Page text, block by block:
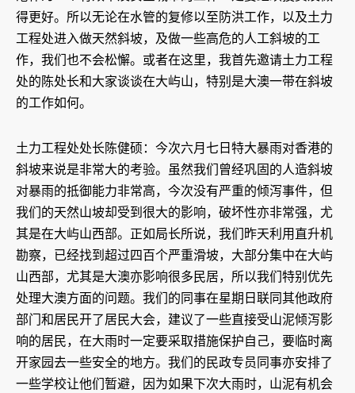
得更好。所以无论在水管的复修以至防洪工作，以及土力
工程处进入做天然斜坡，及做一些高危的人工斜坡的工
作，我们也不会松懈。或者在这里，我首先邀请土力工程
处的陈处长和大家谈谈在大屿山，特别是大澳一带在斜坡
的工作如何。
土力工程处处长陈健硕：今次六月七日特大暴雨对香港的
斜坡来说是非常大的考验。虽然我们曾经巩固的人造斜坡
对暴雨的抵御能力非常高，今次没有严重的倾泻事件，但
我们的天然山坡却受到很大的影响，破坏性亦非常强，尤
其是在大屿山西部。正如局长所说，我们昨天利用直升机
勘察，已经找到超过四百个严重滑坡，大部分集中在大屿
山西部，尤其是大澳亦影响很多民居，所以我们特别优先
处理大澳方面的问题。我们的同事在星期日联同其他政府
部门和居民开了居民大会，建议了一些直接受山泥倾泻影
响的居民，在大雨时一定要采取措施保护自己，要临时离
开家园去一些安全的地方。我们的民政专员同事亦安排了
一些学校让他们暂避，因为如果下次大雨时，山泥有机会